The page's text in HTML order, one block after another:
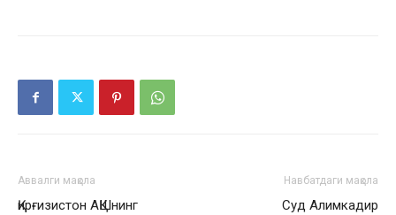
Аввалги мақола
Қирғизистон АҚШнинг
Навбатдаги мақола
Суд Алимкадир